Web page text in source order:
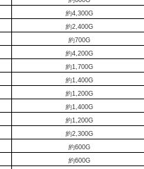
約4,300G
約2,400G
約700G
約4,200G
約1,700G
約1,400G
約1,200G
約1,400G
約1,200G
約2,300G
約600G
約600G